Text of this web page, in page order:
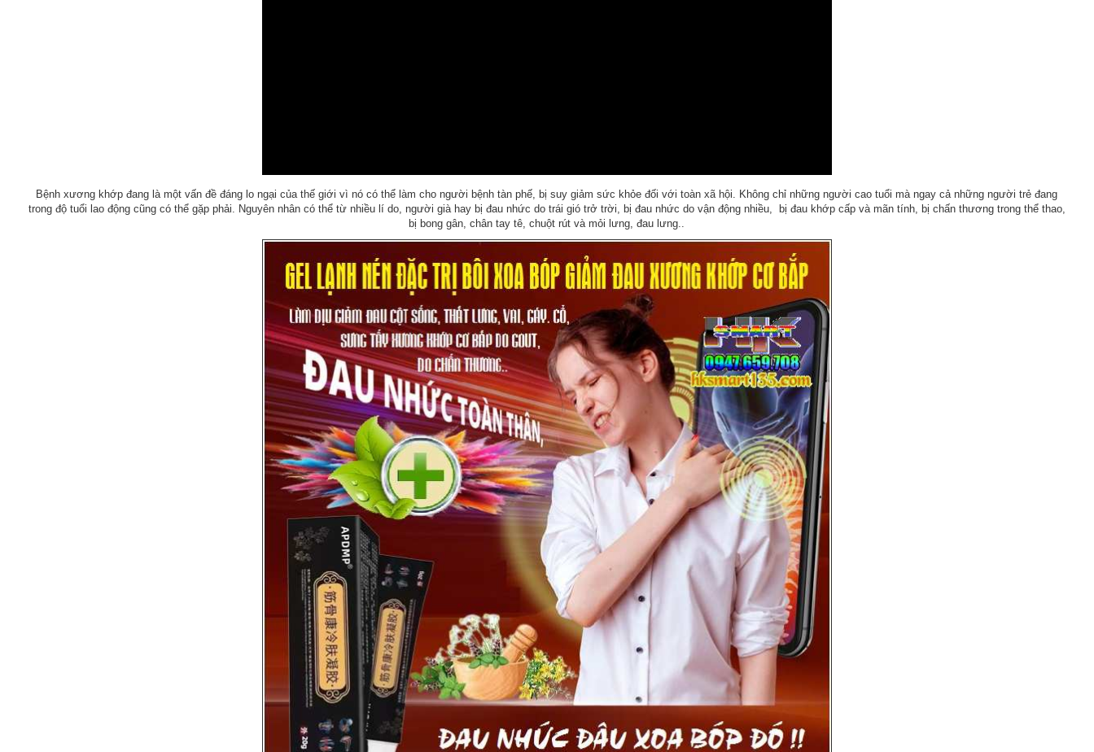
Bệnh xương khớp đang là một vấn đề đáng lo ngại của thế giới vì nó có thể làm cho người bệnh tàn phế, bị suy giảm sức khỏe đối với toàn xã hội. Không chỉ những người cao tuổi mà ngay cả những người trẻ đang
trong độ tuổi lao động cũng có thể gặp phải. Nguyên nhân có thể từ nhiều lí do, người già hay bị đau nhức do trái gió trở trời, bị đau nhức do vận động nhiều, bị đau khớp cấp và mãn tính, bị chấn thương trong thể thao,
bị bong gân, chân tay tê, chuột rút và mỏi lưng, đau lưng..